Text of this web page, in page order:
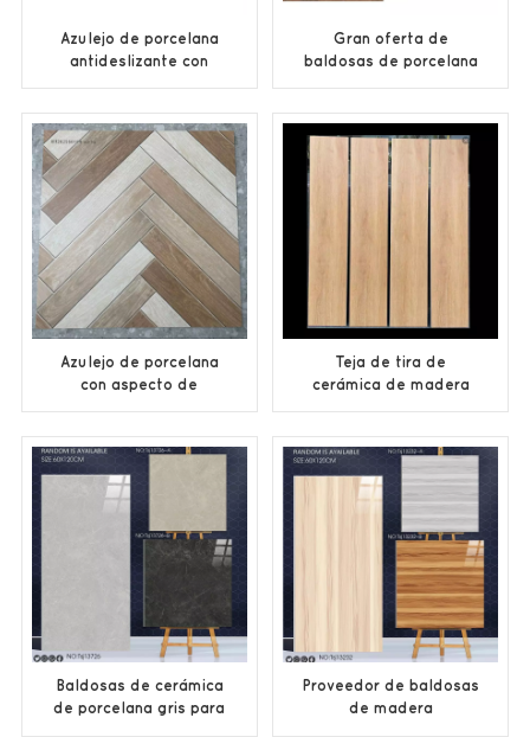
Azulejo de porcelana
antideslizante con
Gran oferta de
baldosas de porcelana
Azulejo de porcelana
con aspecto de
600 mm
Teja de tira de
cerámica de madera
Baldosas de cerámica
de porcelana gris para
Proveedor de baldosas
de madera